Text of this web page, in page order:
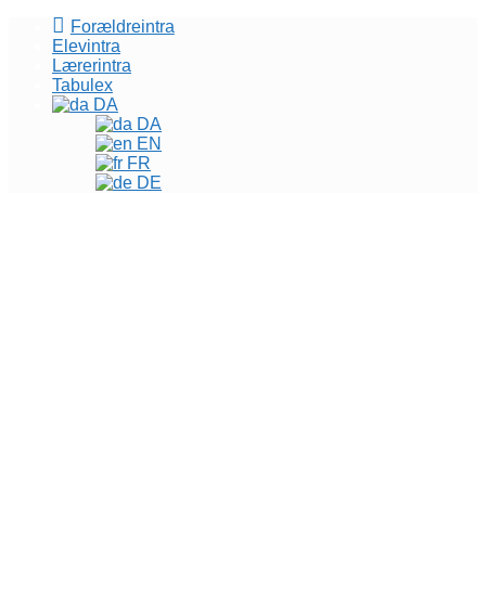
Forældreintra
Elevintra
Lærerintra
Tabulex
DA
DA
EN
FR
DE